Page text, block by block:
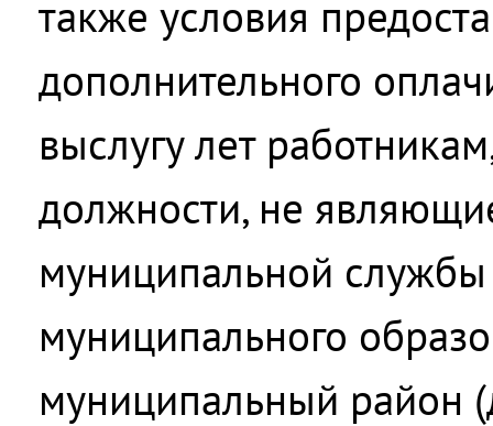
также условия
дополнительного
выслугу лет
должности, не
муниципальной
муниципального
муниципальный район